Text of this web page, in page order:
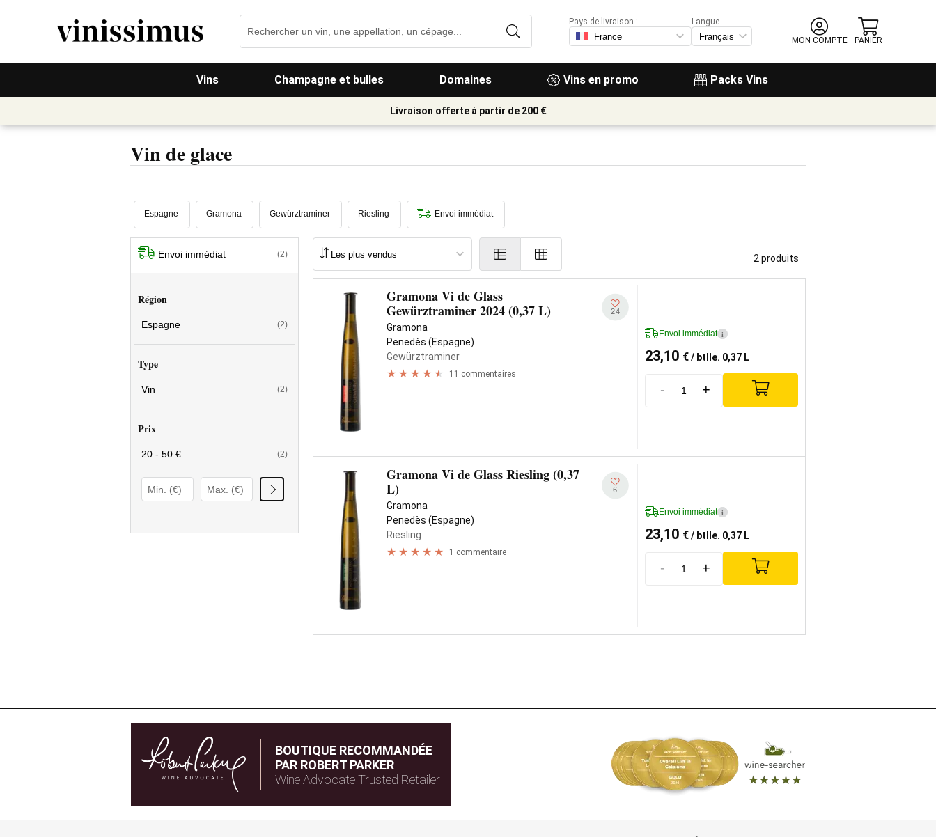
Vins Champagne et bulles Domaines Vins en promo Packs Vins
Pays de livraison :
Langue
MON COMPTE
PANIER
Livraison offerte à partir de 200 €
Vin de glace
Espagne Gramona Gewürztraminer Riesling Envoi immédiat
Envoi immédiat (2)
Région
Espagne (2)
Type
Vin (2)
Prix
20 - 50 € (2)
2 produits
Gramona Vi de Glass
Gewürztraminer 2024 (0,37 L)
Gramona
Penedès (Espagne)
Gewürztraminer
11 commentaires
24
Envoi immédiat i
23,10 €/ btlle. 0,37 L
- +
Gramona Vi de Glass Riesling (0,37
L)
Gramona
Penedès (Espagne)
Riesling
1 commentaire
6
Envoi immédiat i
23,10 €/ btlle. 0,37 L
- +
BOUTIQUE RECOMMANDÉE
PAR ROBERT PARKER
Wine Advocate Trusted Retailer